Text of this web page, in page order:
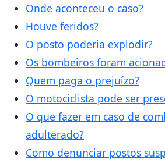
Onde aconteceu o caso?
Houve feridos?
O posto poderia explodir?
Os bombeiros foram
Quem paga o prejuízo?
O motociclista pode ser
O que fazer em caso de
adulterado?
Como denunciar postos